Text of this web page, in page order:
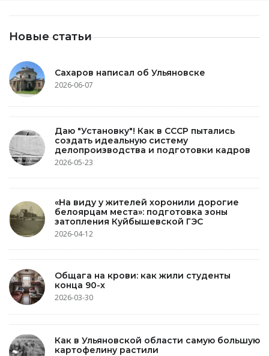
Новые статьи
Сахаров написал об Ульяновске
2026-06-07
Даю "Установку"! Как в СССР пытались
создать идеальную систему
делопроизводства и подготовки кадров
2026-05-23
«На виду у жителей хоронили дорогие
белоярцам места»: подготовка зоны
затопления Куйбышевской ГЭС
2026-04-12
Общага на крови: как жили студенты
конца 90-х
2026-03-30
Как в Ульяновской области самую большую
картофелину растили